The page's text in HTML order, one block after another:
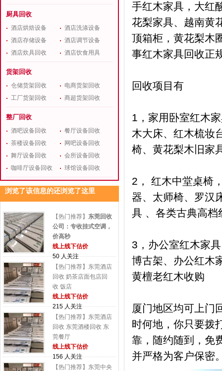
厨具回收
酒店烘焙设备
酒店洗涤设备
酒店存储设备
酒店调节设备
酒店炊具回收
酒店饮食用具
货架回收
仓储货架回收
电商货架回收
工厂货架回收
商超货架回收
整厂回收
酒吧设备回收
餐厅设备回收
茶楼设备回收
网吧设备回收
舞厅设备回收
会所设备回收
咖啡厅设备回收
球馆设备回收
浏览了该信息的还浏览了这里
【热门推荐】 东莞回收
公司：专收挂式空调，
价高秒
线上线下估价
50 人关注
【热门推荐】东莞酒店
回收 奶茶店面包店回
收 饭店
线上线下估价
215 人关注
【热门推荐】东莞酒店
回收 东莞酒楼回收 东
莞餐厅
线上线下估价
156 人关注
【热门推荐】东莞中央
手红木家具，大红
花梨家具、越南黄
顶箱柜，黄花梨木
事红木家具回收正
回收项目有
1，家用卧室红木
木大床、红木梳妆
椅、黄花梨木旧家
2， 红木中堂桌椅
器、太师椅、罗汉
具 、各类古典高
3，办公室红木家
博古架、办公红木
黄檀老红木收购
厦门地区均可上门
时何地，你只要拨
靠，随约随到，免
并严格为客户保密